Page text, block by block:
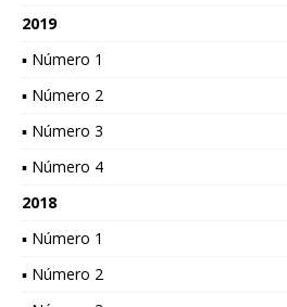
2019
▪ Número 1
▪ Número 2
▪ Número 3
▪ Número 4
2018
▪ Número 1
▪ Número 2